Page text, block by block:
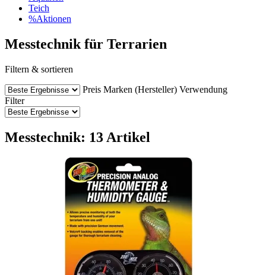
Teich
%Aktionen
Messtechnik für Terrarien
Filtern & sortieren
Preis Marken (Hersteller) Verwendung
Filter
Messtechnik: 13 Artikel